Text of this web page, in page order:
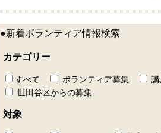
●新着ボランティア情報検索
カテゴリー
すべて ボランティア募集
世田谷区からの募集
対象